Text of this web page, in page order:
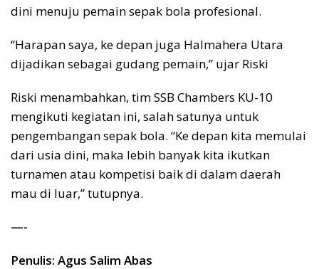
dini menuju pemain sepak bola profesional.
“Harapan saya, ke depan juga Halmahera Utara
dijadikan sebagai gudang pemain,” ujar Riski
Riski menambahkan, tim SSB Chambers KU-10
mengikuti kegiatan ini, salah satunya untuk
pengembangan sepak bola. “Ke depan kita memulai
dari usia dini, maka lebih banyak kita ikutkan
turnamen atau kompetisi baik di dalam daerah
mau di luar,” tutupnya.
—-
Penulis: Agus Salim Abas